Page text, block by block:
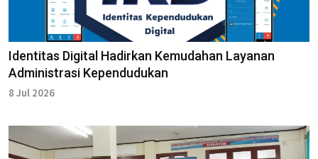
Identitas Digital Hadirkan Kemudahan Layanan
Administrasi Kependudukan
8 Jul 2026